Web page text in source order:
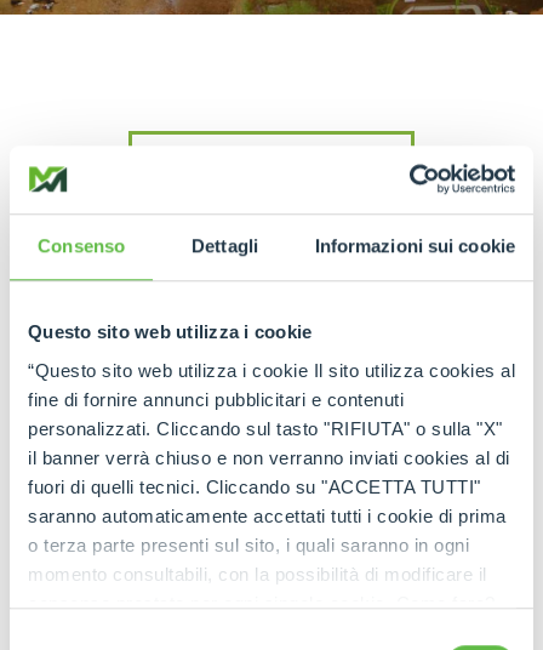
Consenso Dettagli Informazioni sui cookie
Questo sito web utilizza i cookie
“Questo sito web utilizza i cookie Il sito utilizza cookies al
fine di fornire annunci pubblicitari e contenuti
personalizzati. Cliccando sul tasto "RIFIUTA" o sulla "X"
il banner verrà chiuso e non verranno inviati cookies al di
fuori di quelli tecnici. Cliccando su "ACCETTA TUTTI"
saranno automaticamente accettati tutti i cookie di prima
o terza parte presenti sul sito, i quali saranno in ogni
momento consultabili, con la possibilità di modificare il
consenso prestato per ogni singolo cookie. Come fare?
WATCH THE VIDEO